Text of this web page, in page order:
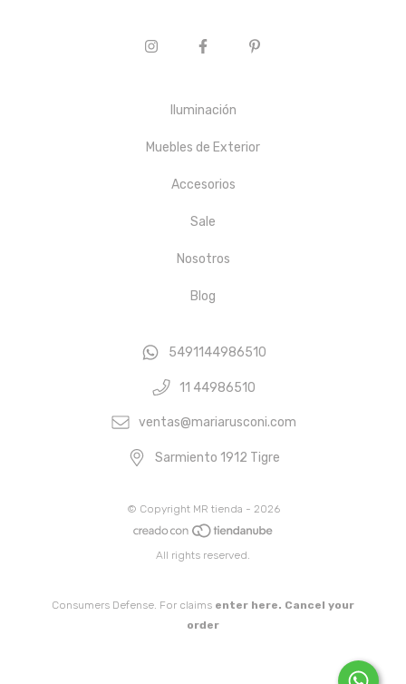
Iluminación
Muebles de Exterior
Accesorios
Sale
Nosotros
Blog
5491144986510
11 44986510
ventas@mariarusconi.com
Sarmiento 1912 Tigre
© Copyright MR tienda - 2026
All rights reserved.
Consumers Defense. For claims enter here. Cancel your
order